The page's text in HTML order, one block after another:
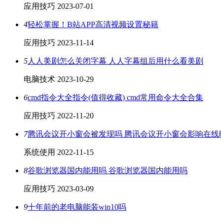
应用技巧 2023-07-01
4轻松掌握！B站APP高清视频设置秘籍
应用技巧 2023-11-14
5人人美剧怎么关闭字幕 人人字幕组后用什么看美剧
电脑技术 2023-10-29
6cmd指令大全指令(值得收藏) cmd常用命令大全合集
应用技巧 2022-11-20
7腾讯会议开小窗会被发现吗 腾讯会议开小窗会影响在线
系统使用 2022-11-15
8谷歌浏览器国内能用吗 谷歌浏览器国内能用吗
应用技巧 2023-03-09
9十年前的老电脑能装win10吗